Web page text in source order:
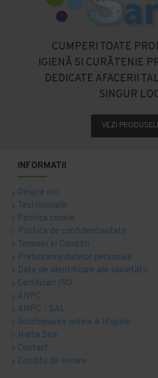
CUMPERI TOATE
IGIENĂ SI CURĂTENIE
DEDICATE AFACERII
SINGUR
VEZI
INFORMATII
Despre noi
Testimoniale
Politica cookie
Politica de confidentialitate
Termeni si Conditii
Prelucrarea datelor personale
Date de identificare ale societatii
Certificari ISO
ANPC
ANPC - SAL
Solutionarea online a litigiilor
Harta Site
Contact
Conditii de livrare